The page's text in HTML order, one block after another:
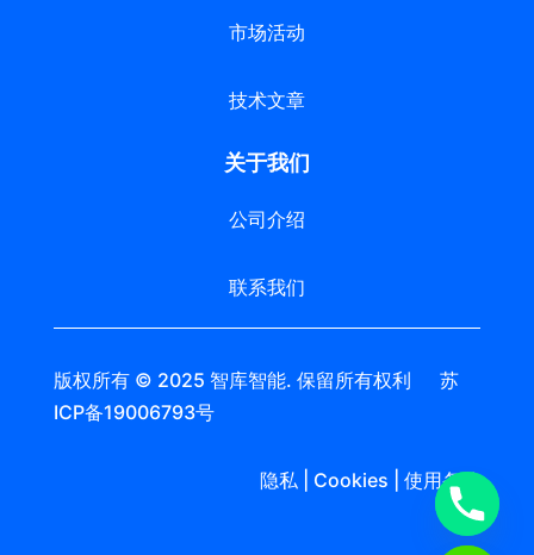
市场活动
技术文章
关于我们
公司介绍
联系我们
版权所有 © 2025 智库智能. 保留所有权利 苏
ICP备19006793号
隐私 | Cookies | 使用条款